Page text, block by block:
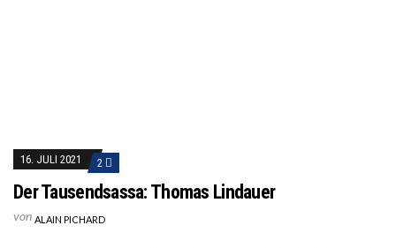
16. JULI 2021 2
Der Tausendsassa: Thomas Lindauer
von ALAIN PICHARD